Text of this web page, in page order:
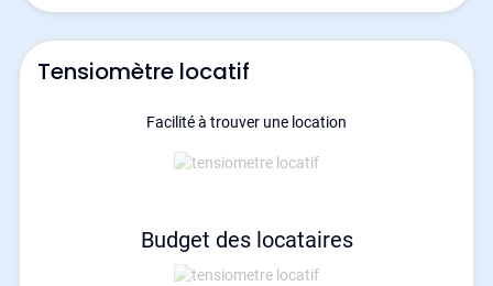
Tensiomètre locatif
Facilité à trouver une location
Budget des locataires